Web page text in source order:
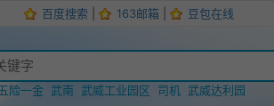
百度搜索 163邮箱 豆包在线
险一金 武南 武威工业园区 司机 武威达利园